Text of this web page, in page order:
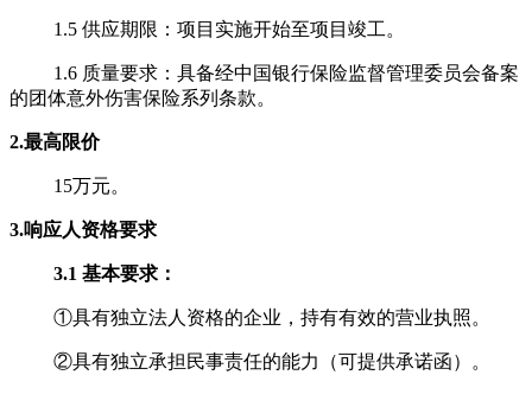
1.5 供应期限：项目实施开始至项目竣工。
1.6 质量要求：具备经中国银行保险监督管理委员会备案
的团体意外伤害保险系列条款。
2.最高限价
15万元。
3.响应人资格要求
3.1 基本要求：
①具有独立法人资格的企业，持有有效的营业执照。
②具有独立承担民事责任的能力（可提供承诺函）。